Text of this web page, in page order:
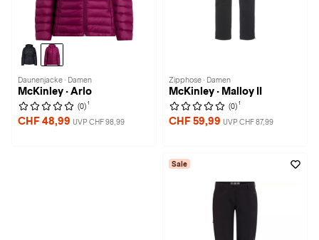
Daunenjacke · Damen
McKinley · Arlo
(0) 1
CHF 48,99 UVP CHF 98,99
Zipphose · Damen
McKinley · Malloy II
(0) 1
CHF 59,99 UVP CHF 87,99
Sale